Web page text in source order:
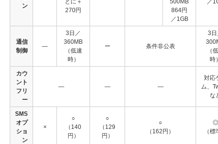
ン
とに＋
270円
500MB
864円
／1GB
／
通信
制御
―
3日／
360MB
（低速
時）
ー 条件非公表
3日
（
時
カウ
ント
フリ
ー
― ― ―
対応
ム、
な
SMS
オプ
ショ
ン
×
○
（140
円）
○
（129
円）
○
（162円）
◎
（